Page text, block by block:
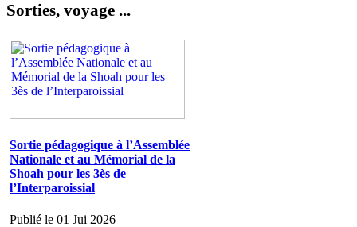
Sorties, voyage ...
Sortie pédagogique à l’Assemblée
Nationale et au Mémorial de la
Shoah pour les 3ès de
l’Interparoissial
Publié le 01 Jui 2026